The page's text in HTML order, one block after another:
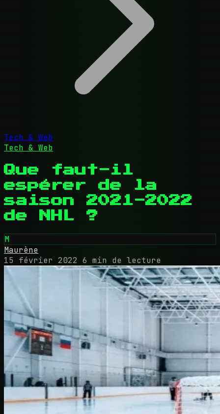
Tech & Web
Tech & Web
Que faut-il
espérer de la
saison 2021-2022
de NHL ?
M
Maurène
15 février 2022 6 min de lecture